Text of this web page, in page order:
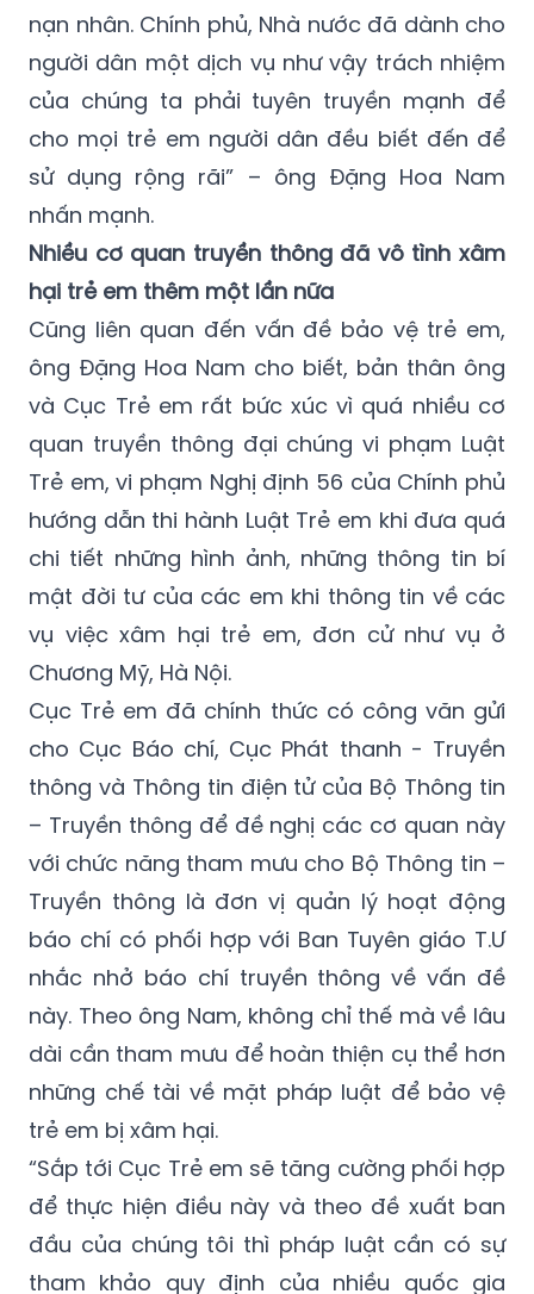
của chúng ta phải tuyên truyền mạnh để
cho mọi trẻ em người dân đều biết đến để
sử dụng rộng rãi” – ông Đặng Hoa Nam
nhấn mạnh.
Nhiều cơ quan truyền thông đã vô tình xâm
hại trẻ em thêm một lần nữa
Cũng liên quan đến vấn đề bảo vệ trẻ em,
ông Đặng Hoa Nam cho biết, bản thân ông
và Cục Trẻ em rất bức xúc vì quá nhiều cơ
quan truyền thông đại chúng vi phạm Luật
Trẻ em, vi phạm Nghị định 56 của Chính phủ
hướng dẫn thi hành Luật Trẻ em khi đưa quá
chi tiết những hình ảnh, những thông tin bí
mật đời tư của các em khi thông tin về các
vụ việc xâm hại trẻ em, đơn cử như vụ ở
Chương Mỹ, Hà Nội.
Cục Trẻ em đã chính thức có công văn gửi
cho Cục Báo chí, Cục Phát thanh - Truyền
thông và Thông tin điện tử của Bộ Thông tin
– Truyền thông để đề nghị các cơ quan này
với chức năng tham mưu cho Bộ Thông tin –
Truyền thông là đơn vị quản lý hoạt động
báo chí có phối hợp với Ban Tuyên giáo T.Ư
nhắc nhở báo chí truyền thông về vấn đề
này. Theo ông Nam, không chỉ thế mà về lâu
dài cần tham mưu để hoàn thiện cụ thể hơn
những chế tài về mặt pháp luật để bảo vệ
trẻ em bị xâm hại.
“Sắp tới Cục Trẻ em sẽ tăng cường phối hợp
để thực hiện điều này và theo đề xuất ban
đầu của chúng tôi thì pháp luật cần có sự
tham khảo quy định của nhiều quốc gia
khác yêu cầu cơ quan báo chí tuyệt đối